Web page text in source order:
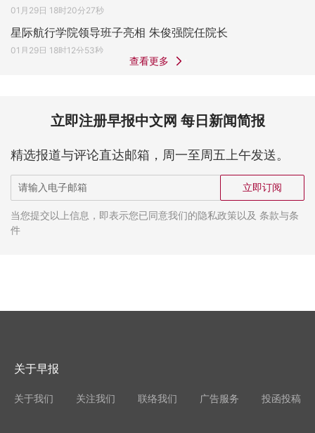
01月29日 18时20分27秒
星际航行学院领导班子亮相 朱俊强院任院长
01月29日 18时12分53秒
查看更多
立即注册早报中文网 每日新闻简报
精选报道与评论直达邮箱，周一至周五上午发送。
立即订阅
当您提交以上信息，即表示您已同意我们的隐私政策以及 条款与条
件
关于早报
关于我们 关注我们 联络我们 广告服务 投函投稿